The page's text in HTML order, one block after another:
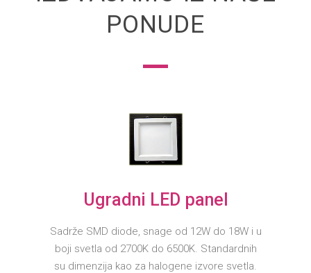
PONUDE
Ugradni LED panel
Sadrže SMD diode, snage od 12W do 18W i u
boji svetla od 2700K do 6500K. Standardnih
su dimenzija kao za halogene izvore svetla.